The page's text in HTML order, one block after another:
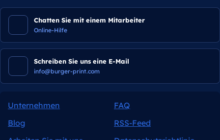
Chatten Sie mit einem Mitarbeiter
Online-Hilfe
Schreiben Sie uns eine E-Mail
info@burger-print.com
Unternehmen
FAQ
Blog
RSS-Feed